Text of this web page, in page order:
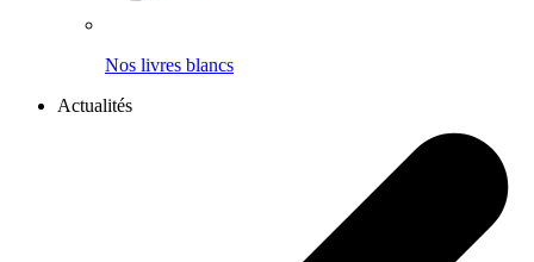
Nos livres blancs
Actualités